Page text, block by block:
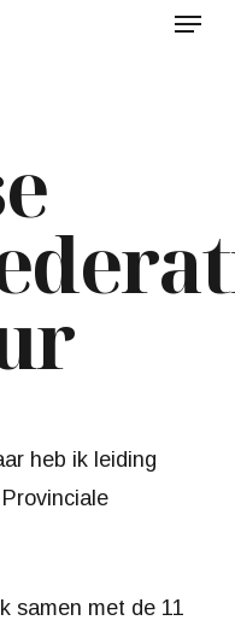
Menu
heb ik leiding
samen met de 11